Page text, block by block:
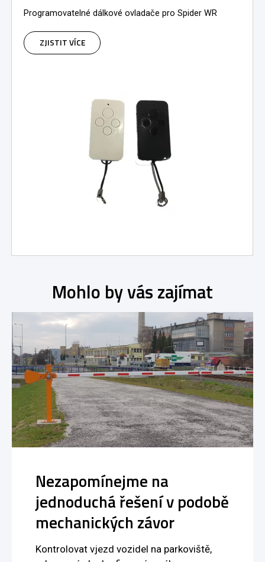
Programovatelné dálkové ovladače pro Spider WR
ZJISTIT VÍCE
Mohlo by vás zajímat
Nezapomínejme na
jednoduchá řešení v podobě
mechanických závor
Kontrolovat vjezd vozidel na parkoviště,